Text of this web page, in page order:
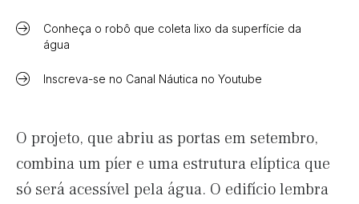
Conheça o robô que coleta lixo da superfície da
água
Inscreva-se no Canal Náutica no Youtube
O projeto, que abriu as portas em setembro,
combina um píer e uma estrutura elíptica que
só será acessível pela água. O edifício lembra